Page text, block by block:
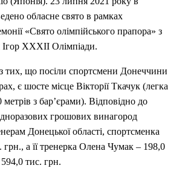
обласне свято в рамках
«Свято олімпійського прапора» з
ХХХІІ Олімпіади.
що посіли спортсмени Донеччини
є шосте місце Вікторії Ткачук (легка
метрів з бар’єрами). Відповідно до
грошових винагород
Донецької області, спортсменка
а її тренерка Олена Чумак – 198,0
тис. грн.